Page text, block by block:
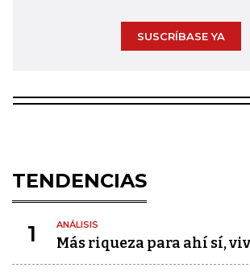
SUSCRÍBASE YA
TENDENCIAS
1 ANÁLISIS
Más riqueza para ahí sí,